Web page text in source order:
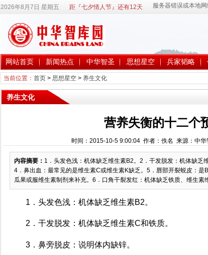
2026年8月7日 星期五 距『七夕情人节』还有12天
网站首页 新闻热点 中华智圣 思想星空 兵家韬略
当前位置： 首页> 思想星空> 养生文化
养生文化
营养失衡的十二个
时间：2015-10-5 9:00:04 作者：佚名 来源：中华
内容摘要： 1．头发色浅：机体缺乏维生素B2。2．干发脱发：机体缺乏
4．鼻出血：最常见的是维生素C或维生素K缺乏。5．唇部开裂蜕皮：是
瓜果或服维生素制剂来补充。6．口角干裂发红：机体缺乏铁质、维生素
1．头发色浅：机体缺乏维生素B2。
2．干发脱发：机体缺乏维生素C和铁质。
3．鼻旁脱皮：说明体内缺锌。